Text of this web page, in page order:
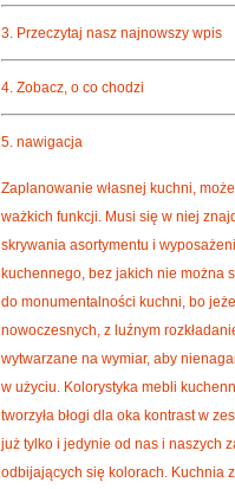
3. Przeczytaj nasz najnowszy wpis
4. Zobacz, o co chodzi
5. nawigacja
Zaplanowanie własnej kuchni,
ważkich funkcji. Musi się w niej
skrywania asortymentu i
kuchennego, bez jakich nie można
do monumentalności kuchni, bo
nowoczesnych, z luźnym
wytwarzane na wymiar, aby
w użyciu. Kolorystyka mebli
tworzyła błogi dla oka kontrast w
już tylko i jedynie od nas i naszych
odbijających się kolorach. Kuchnia